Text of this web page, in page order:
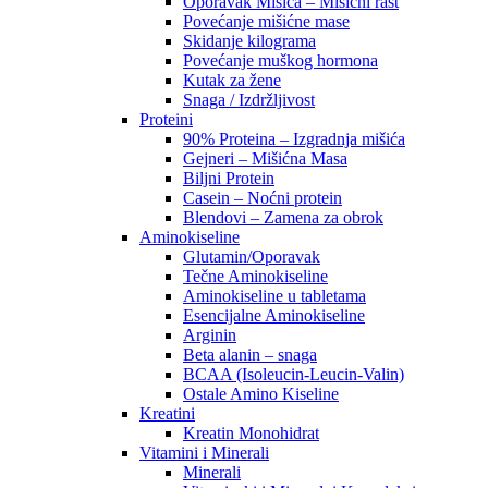
Povećanje mišićne mase
Skidanje kilograma
Povećanje muškog hormona
Kutak za žene
Snaga / Izdržljivost
Proteini
90% Proteina – Izgradnja mišića
Gejneri – Mišićna Masa
Biljni Protein
Casein – Noćni protein
Blendovi – Zamena za obrok
Aminokiseline
Glutamin/Oporavak
Tečne Aminokiseline
Aminokiseline u tabletama
Esencijalne Aminokiseline
Arginin
Beta alanin – snaga
BCAA (Isoleucin-Leucin-Valin)
Ostale Amino Kiseline
Kreatini
Kreatin Monohidrat
Vitamini i Minerali
Minerali